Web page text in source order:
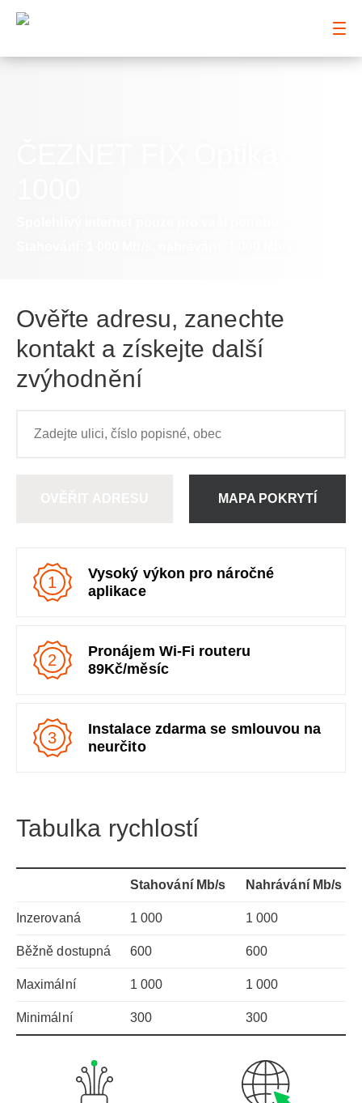
Ověřte adresu, zanechte
kontakt a získejte další
zvýhodnění
MAPA POKRYTÍ
1
Vysoký výkon pro náročné
aplikace
2
Pronájem Wi-Fi routeru
89Kč/měsíc
3
Instalace zdarma se smlouvou na
neurčito
Tabulka rychlostí
Stahování Mb/s Nahrávání Mb/s
Inzerovaná 1 000 1 000
Běžně dostupná 600 600
Maximální 1 000 1 000
Minimální 300 300
: Zůstaňte blízko těm, co máte rádi